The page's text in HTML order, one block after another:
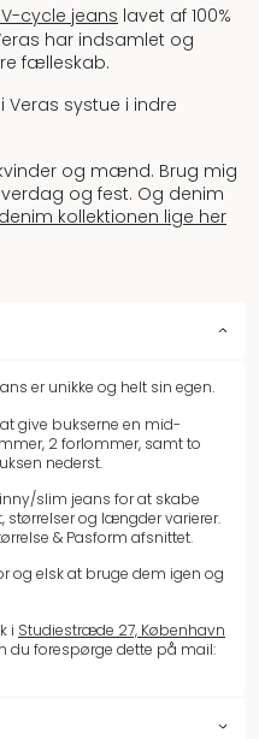
cycle jeans lavet af 100%
har indsamlet og
fælleskab.
Veras systue i indre
og mænd. Brug mig
og fest. Og denim
kollektionen lige her
er unikke og helt sin egen.
give bukserne en mid-
2 forlommer, samt to
nederst.
slim jeans for at skabe
størrelser og længder varierer.
& Pasform afsnittet.
og elsk at bruge dem igen og
i Studiestræde 27, København
du forespørge dette på mail: